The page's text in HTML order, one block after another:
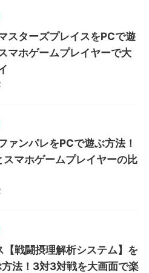
スターズプレイスをPCで遊
マホゲームプレイヤーで大
ァンパレをPCで遊ぶ方法！
マホゲームプレイヤーの比
【戦闘摂理解析システム】を
法！3対3対戦を大画面で楽